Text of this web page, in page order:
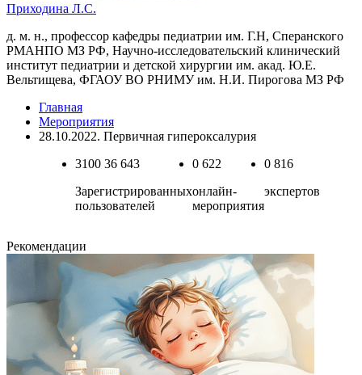
Приходина Л.С.
д. м. н., профессор кафедры педиатрии им. Г.Н, Сперанского
РМАНПО МЗ РФ, Научно-исследовательский клинический
институт педиатрии и детской хирургии им. акад. Ю.Е.
Вельтищева, ФГАОУ ВО РНИМУ им. Н.И. Пирогова МЗ РФ
Главная
Мероприятия
28.10.2022. Первичная гипероксалурия
3100 36 643
Зарегистрированных
пользователей
0 622
онлайн-
мероприятия
0 816
экспертов
Рекомендации